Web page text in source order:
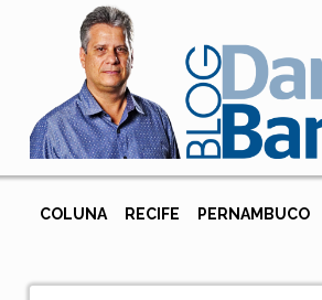
COLUNA RECIFE PERNAMBUCO